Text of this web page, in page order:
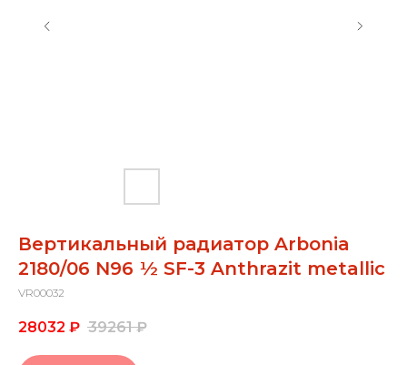
Вертикальный радиатор Arbonia
2180/06 N96 ½ SF-3 Anthrazit metallic
VR00032
28032 ₽ 39261 ₽